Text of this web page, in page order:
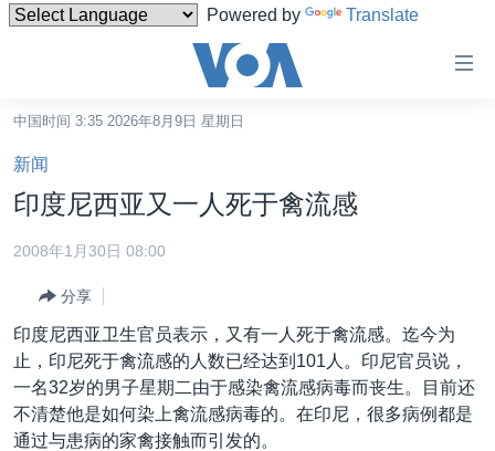
Powered by Translate
碍
链
接
跳
转
容
到
导
港澳
国际
最新国际新闻
印太
分类新闻
经济·金融·贸易
美中关系
中国时间 3:35 2026年8月9日 星期日
新闻
印度尼西亚又一人死于禽流感
2008年1月30日 08:00
分享
印度尼西亚卫生官员表示，又有一人死于禽流感。迄今为
止，印尼死于禽流感的人数已经达到101人。印尼官员说，
一名32岁的男子星期二由于感染禽流感病毒而丧生。目前还
不清楚他是如何染上禽流感病毒的。在印尼，很多病例都是
通过与患病的家禽接触而引发的。